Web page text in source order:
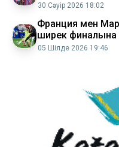
30 Сәуір 2026 18:02
Франция мен
ширек финалына
05 Шілде 2026 19:46